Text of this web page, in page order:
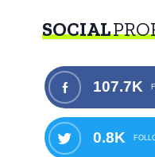
SOCIAL
107.7K
0.8K